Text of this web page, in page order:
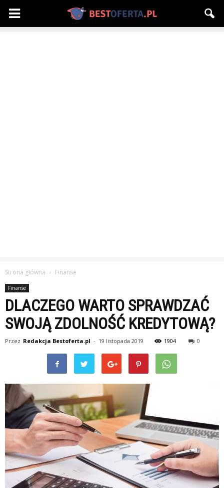
Strona główna Finanse
Finanse
DLACZEGO WARTO SPRAWDZAĆ
SWOJĄ ZDOLNOŚĆ KREDYTOWĄ?
Przez Redakcja Bestoferta.pl - 19 listopada 2019 1904 0